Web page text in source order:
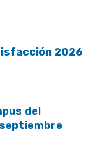
2026
del